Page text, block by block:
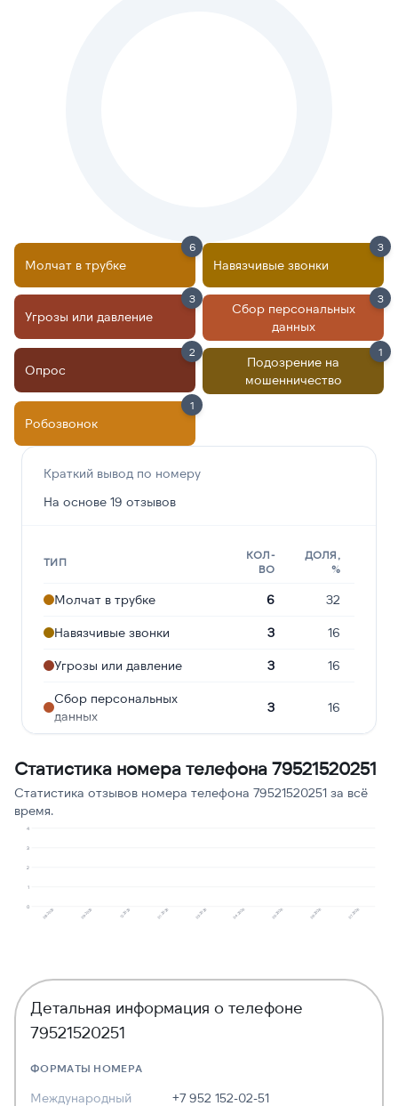
Молчат в трубке
6
Навязчивые звонки
3
Угрозы или давление
3
Сбор персональных
данных
3
Опрос
2
Подозрение на
мошенничество
1
Робозвонок
1
Краткий вывод по номеру
На основе 19 отзывов
ТИП
КОЛ-
ВО
ДОЛЯ,
%
Молчат в трубке 6 32
Навязчивые звонки 3 16
Угрозы или давление 3 16
Сбор персональных
данных
3 16
мошенничество
1 5
Статистика номера телефона 79521520251
Статистика отзывов номера телефона 79521520251 за всё
время.
0
1
2
3
4
08.2025 09.2025 12.2025 01.2026 03.2026 04.2026 05.2026 06.2026 07.2026
Детальная информация о телефоне
79521520251
ФОРМАТЫ НОМЕРА
Международный +7 952 152-02-51